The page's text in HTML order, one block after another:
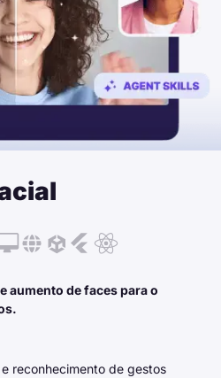
aumento de faces para o
reconhecimento de gestos